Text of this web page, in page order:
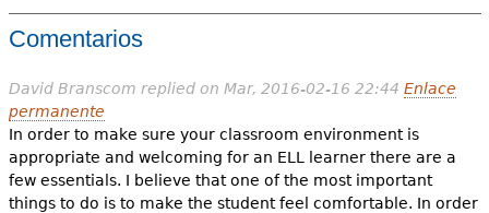
Comentarios
David Branscom replied on Mar, 2016-02-16 22:44 Enlace
permanente
In order to make sure your classroom environment is
appropriate and welcoming for an ELL learner there are a
few essentials. I believe that one of the most important
things to do is to make the student feel comfortable. In order